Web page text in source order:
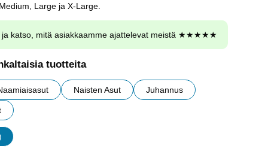
Large ja X-Large.
ja katso, mitä asiakkaamme ajattelevat meistä ★★★★★
tuotteita
Naisten Asut Juhannus